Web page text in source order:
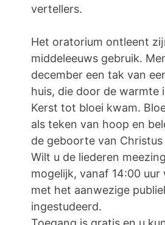
vertellers.
Het oratorium ontleent
middeleeuws gebruik.
december een tak van
huis, die door de warmte
Kerst tot bloei kwam.
als teken van hoop en
de geboorte van Christus
Wilt u de liederen
mogelijk, vanaf 14:00 uur
met het aanwezige
ingestudeerd.